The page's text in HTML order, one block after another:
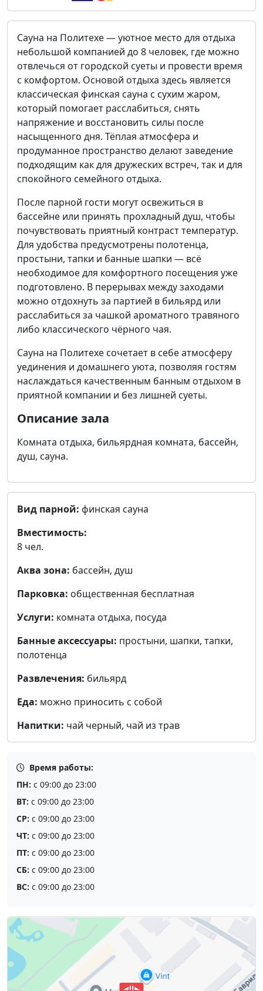
Сауна на Политехе — уютное место для отдыха
небольшой компанией до 8 человек, где можно
отвлечься от городской суеты и провести время
с комфортом. Основой отдыха здесь является
классическая финская сауна с сухим жаром,
который помогает расслабиться, снять
напряжение и восстановить силы после
насыщенного дня. Тёплая атмосфера и
продуманное пространство делают заведение
подходящим как для дружеских встреч, так и для
спокойного семейного отдыха.
После парной гости могут освежиться в
бассейне или принять прохладный душ, чтобы
почувствовать приятный контраст температур.
Для удобства предусмотрены полотенца,
простыни, тапки и банные шапки — всё
необходимое для комфортного посещения уже
подготовлено. В перерывах между заходами
можно отдохнуть за партией в бильярд или
расслабиться за чашкой ароматного травяного
либо классического чёрного чая.
Сауна на Политехе сочетает в себе атмосферу
уединения и домашнего уюта, позволяя гостям
наслаждаться качественным банным отдыхом в
приятной компании и без лишней суеты.
Описание зала
Комната отдыха, бильярдная комната, бассейн,
душ, сауна.
Вид парной: финская сауна
Вместимость:
8 чел.
Аква зона: бассейн, душ
Парковка: общественная бесплатная
Услуги: комната отдыха, посуда
Банные аксессуары: простыни, шапки, тапки,
полотенца
Развлечения: бильярд
Еда: можно приносить с собой
Напитки: чай черный, чай из трав
Время работы:
ПН: с 09:00 до 23:00
ВТ: с 09:00 до 23:00
СР: с 09:00 до 23:00
ЧТ: с 09:00 до 23:00
ПТ: с 09:00 до 23:00
СБ: с 09:00 до 23:00
ВС: с 09:00 до 23:00